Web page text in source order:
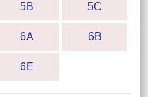
5B 5C
6A 6B
6E